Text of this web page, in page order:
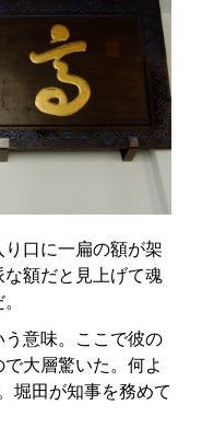
口に一扁の額が架
額だと見上げて魂
意味。ここで彼の
大層驚いた。何よ
堀田が知事を務めて